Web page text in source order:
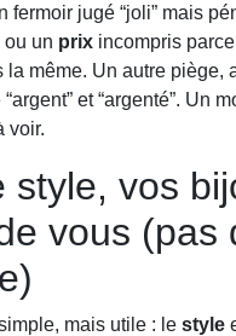
fermoir jugé “joli” mais
un prix incompris
la même. Un autre piège,
et “argenté”. Un
voir.
style, vos
vous (pas
mais utile : le style